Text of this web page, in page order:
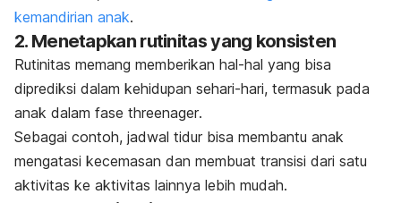
kemandirian anak.
2. Menetapkan rutinitas yang konsisten
Rutinitas memang memberikan hal-hal yang bisa
diprediksi dalam kehidupan sehari-hari, termasuk pada
anak dalam fase threenager.
Sebagai contoh, jadwal tidur bisa membantu anak
mengatasi kecemasan dan membuat transisi dari satu
aktivitas ke aktivitas lainnya lebih mudah.